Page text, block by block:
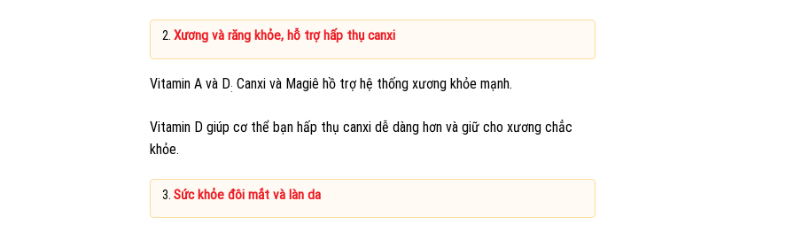
Xương và răng khỏe, hỗ trợ hấp thụ canxi
Vitamin A và D: Canxi và Magiê hồ trợ hệ thống xương khỏe mạnh.
Vitamin D giúp cơ thể bạn hấp thụ canxi dễ dàng hơn và giữ cho xương chẳc
khỏe.
Sức khỏe đôi mắt và làn da